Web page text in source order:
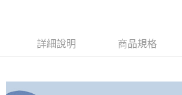
１．於結帳方式選擇「AFTEE先享後付」後，將跳
結帳頁面，進行簡訊認證並確認金額後，即可完成結
ATM／網路銀行／等多元方式進行付款，方視為交
付款後全家取貨
7-11取貨付款
詳細說明 商品規格